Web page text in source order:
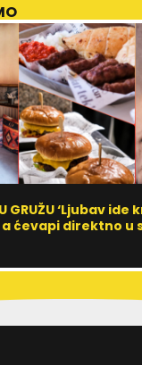
U GRUŽU ‘Ljubav ide
ćevapi direktno u